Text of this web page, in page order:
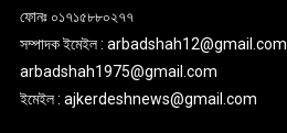
ফোনঃ ০১৭১৫৮৮০২৭৭
সম্পাদক ইমেইল : arbadshah12@gmail.com
arbadshah1975@gmail.com
ইমেইল : ajkerdeshnews@gmail.com